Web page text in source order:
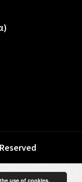
use of cookies.